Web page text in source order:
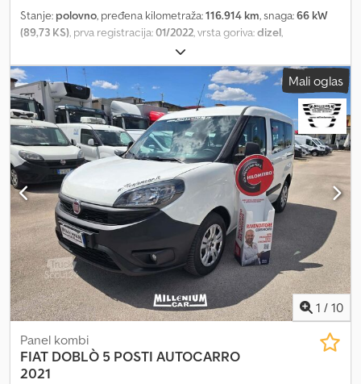
Stanje: polovno, pređena kilometraža:116.914 km, snaga:66 kW
(89,73 KS), prva registracija:01/2022, vrsta goriva:dizel,
bela
emisioni razred:Euro 6, suspencija:čelik, broj sedišta:3, Oprema:
klima uređaj, servo upravljač
, Ove informacije ne predstavljaju
ugovorni element Dsdpfx Aoyzg Auoqieck
Mali oglas
1 / 10
Panel kombi
FIAT DOBLÒ 5 POSTI AUTOCARRO
2021